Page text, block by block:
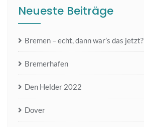
Neueste Beiträge
Bremen – echt, dann war’s das jetzt?
Bremerhafen
Den Helder 2022
Dover